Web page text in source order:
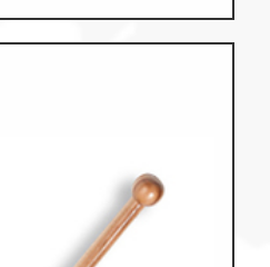
Therapiebedarf